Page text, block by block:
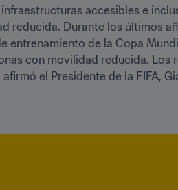
accesibles e
Durante los últimos
de la Copa
con movilidad reducida. Los
el Presidente de la FIFA,